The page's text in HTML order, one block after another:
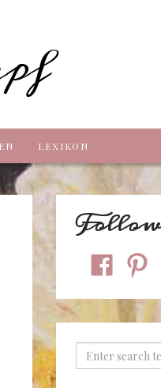
LEXIKON
facebook